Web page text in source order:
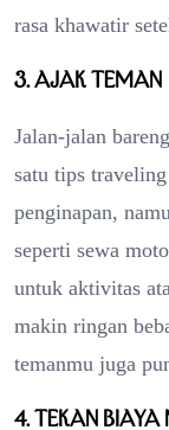
rasa khawatir
3. Ajak teman
Jalan-jalan
satu tips
penginapan,
seperti sewa
untuk aktivitas
makin ringan
temanmu juga
4. Tekan